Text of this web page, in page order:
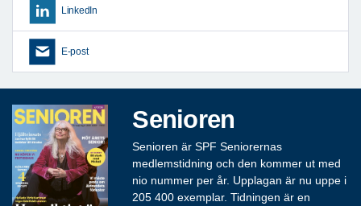
LinkedIn
E-post
Senioren
Senioren är SPF Seniorernas
medlemstidning och den kommer ut med
nio nummer per år. Upplagan är nu uppe i
205 400 exemplar. Tidningen är en